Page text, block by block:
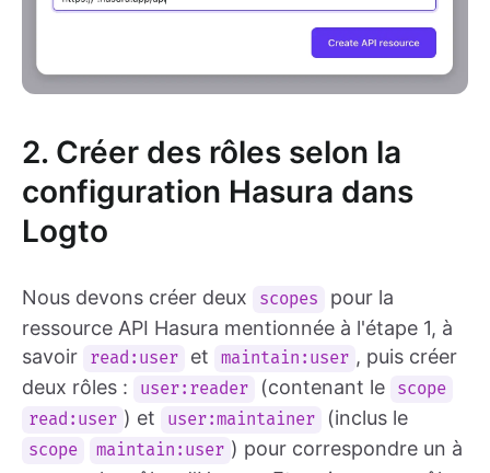
2. Créer des rôles selon la
configuration Hasura dans
Logto
Nous devons créer deux scopes
pour la
ressource API Hasura mentionnée à l'étape 1, à
savoir
read:user et maintain:user , puis créer
deux rôles :
user:reader (contenant le
scope
read:user ) et user:maintainer (inclus le
scope maintain:user ) pour correspondre un à